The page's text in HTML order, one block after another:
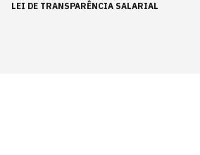
LEI DE TRANSPARÊNCIA SALARIAL